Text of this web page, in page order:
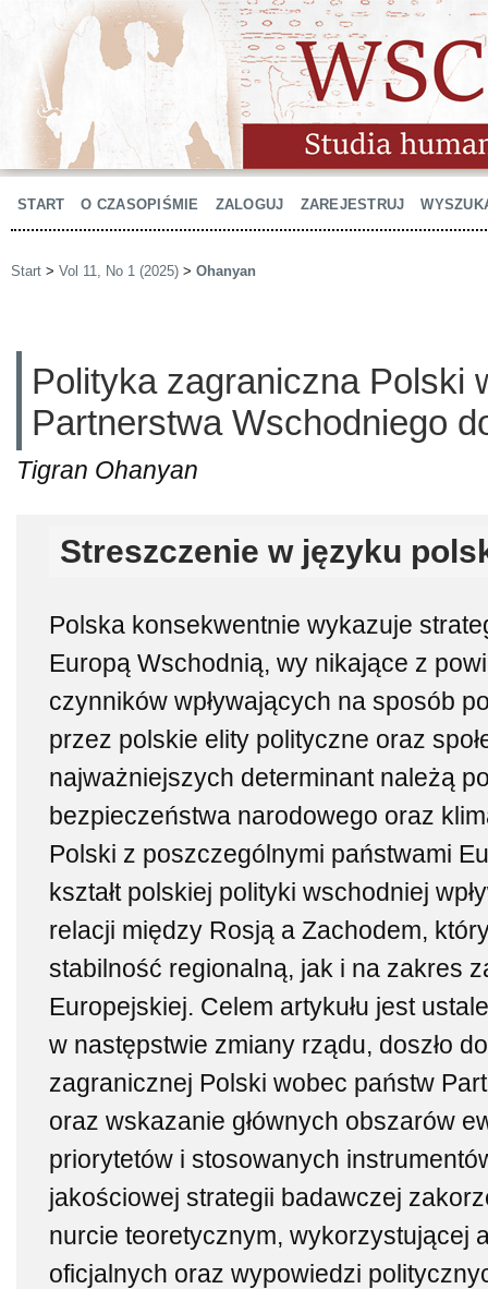
START O CZASOPIŚMIE ZALOGUJ ZAREJESTRUJ
Start > Vol 11, No 1 (2025) > Ohanyan
Polityka zagraniczna Polski
Partnerstwa Wschodniego
Tigran Ohanyan
Streszczenie w języku
Polska konsekwentnie wykazuje
Europą Wschodnią, wy nikające z
czynników wpływających na sposób
przez polskie elity polityczne oraz
najważniejszych determinant należą
bezpieczeństwa narodowego oraz
Polski z poszczególnymi państwami
kształt polskiej polityki wschodniej
relacji między Rosją a Zachodem,
stabilność regionalną, jak i na zakres
Europejskiej. Celem artykułu jest
w następstwie zmiany rządu, doszło
zagranicznej Polski wobec państw
oraz wskazanie głównych obszarów
priorytetów i stosowanych
jakościowej strategii badawczej
nurcie teoretycznym, wykorzystującej
oficjalnych oraz wypowiedzi